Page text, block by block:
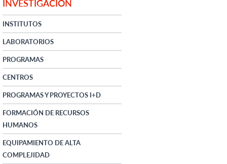
INVESTIGACIÓN
INSTITUTOS
LABORATORIOS
PROGRAMAS
CENTROS
PROGRAMAS Y PROYECTOS I+D
FORMACIÓN DE RECURSOS
HUMANOS
EQUIPAMIENTO DE ALTA
COMPLEJIDAD